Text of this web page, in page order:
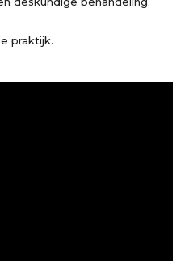
praktijk.